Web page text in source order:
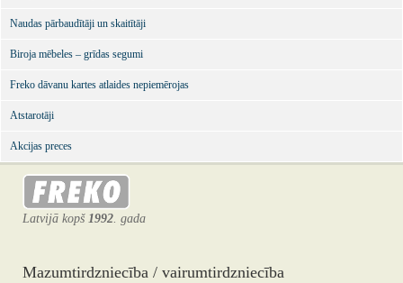
Naudas pārbaudītāji un skaitītāji
Biroja mēbeles – grīdas segumi
Freko dāvanu kartes atlaides nepiemērojas
Atstarotāji
Akcijas preces
Latvijā kopš 1992. gada
Mazumtirdzniecība / vairumtirdzniecība